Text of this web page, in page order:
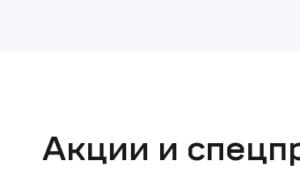
Акции и